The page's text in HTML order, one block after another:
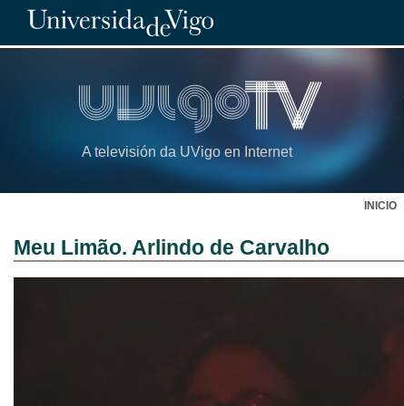
A televisión da UVigo en Internet
INICIO
Meu Limão. Arlindo de Carvalho